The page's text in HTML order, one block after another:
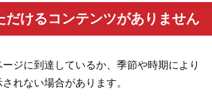
だけるコンテンツがありません
ジに到達しているか、季節や時期により
れない場合があります。